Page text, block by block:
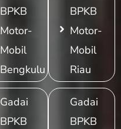
BPKB
Motor-
Mobil
Bengkulu
Gadai
BPKB
BPKB
Motor-
Mobil
Riau
Gadai
BPKB